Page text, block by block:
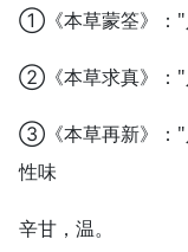
①《本草蒙筌》："
②《本草求真》："
③《本草再新》："
性味
辛甘，温。